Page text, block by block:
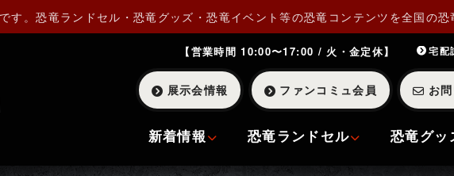
。恐竜ランドセル・恐竜グッズ・恐竜イベント等の恐竜コンテンツを全国の恐
【営業時間 10:00〜17:00 / 火・金定休】 宅配
展示会情報 ファンコミュ会員 お
新着情報 恐竜ランドセル 恐竜グッ